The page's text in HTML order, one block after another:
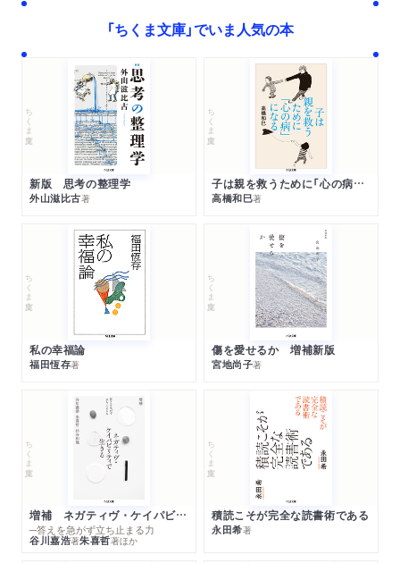
「ちくま文庫」でいま人気の本
ちくま文庫
新版 思考の整理学
外山滋比古著
ちくま文庫
子は親を救うために「心の病」になる
高橋和巳著
ちくま文庫
私の幸福論
福田恆存著
ちくま文庫
傷を愛せるか 増補新版
宮地尚子著
ちくま文庫
増補 ネガティヴ・ケイパビリティで生きる
─答えを急がず立ち止まる力
谷川嘉浩著朱喜哲著ほか
ちくま文庫
積読こそが完全な読書術である
永田希著